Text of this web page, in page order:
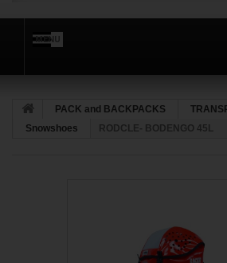
MENU
PACK and BACKPACKS
Snowshoes
RODCLE- BODENGO 45L